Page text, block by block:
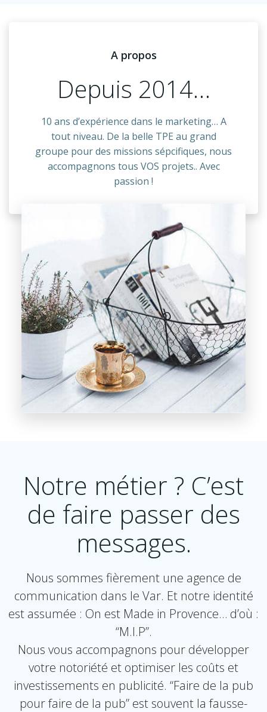
A propos
Depuis 2014…
10 ans d’expérience dans le marketing… A
tout niveau. De la belle TPE au grand
groupe pour des missions sépcifiques, nous
accompagnons tous VOS projets.. Avec
passion !
Notre métier ? C’est
de faire passer des
messages.
Nous sommes fièrement une agence de
communication dans le Var. Et notre identité
est assumée : On est Made in Provence… d’où :
“M.I.P”.
Nous vous accompagnons pour développer
votre notoriété et optimiser les coûts et
investissements en publicité. “Faire de la pub
pour faire de la pub” est souvent la fausse-